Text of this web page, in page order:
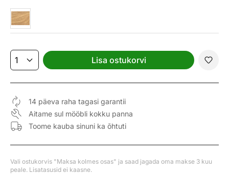
Lisa ostukorvi
14 päeva raha tagasi garantii
Aitame sul mööbli kokku panna
Toome kauba sinuni ka õhtuti
Vali ostukorvis "Maksa kolmes osas" ja saad jagada oma makse 3 kuu
peale. Lisatasusid ei kaasne.